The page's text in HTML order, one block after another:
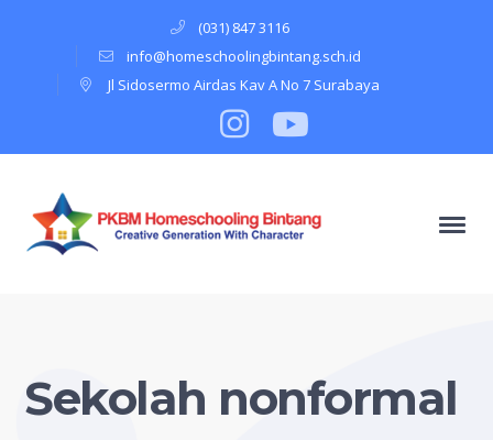
(031) 847 3116
info@homeschoolingbintang.sch.id
Jl Sidosermo Airdas Kav A No 7 Surabaya
Instagram
Profile
Youtube
Sekolah nonformal